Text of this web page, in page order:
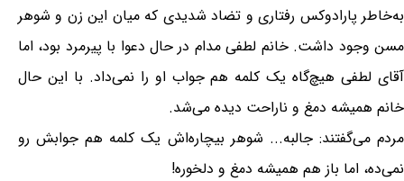
به‌خاطر پارادوکس رفتاری و تضاد شدیدی که میان این زن و شوهر
مسن وجود داشت. خانم لطفی مدام در حال دعوا با پیرمرد بود، اما
آقای لطفی هیچ‌گاه یک کلمه هم جواب او را نمی‌داد. با این حال
خانم همیشه دمغ و ناراحت دیده می‌شد.
مردم می‌گفتند: جالبه... شوهر بیچاره‌اش یک کلمه هم جوابش رو
نمی‌ده، اما باز هم همیشه دمغ و دلخوره!